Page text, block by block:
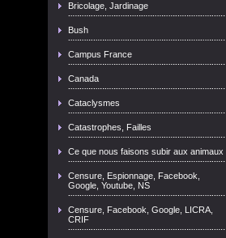
Bricolage, Jardinage
Bush
Campus France
Canada
Cataclysmes
Catastrophes, Failles
Ce que nous faisons subir aux animaux
Censure, Espionnage, Facebook,
Google, Youtube, NS
Censure, Facebook, Google, LICRA,
CRIF